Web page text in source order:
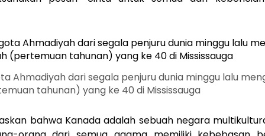
Ahmadiyah dari segala penjuru dunia minggu lalu
tahunan) yang ke 40 di Mississauga
bahwa Kanada adalah sebuah negara